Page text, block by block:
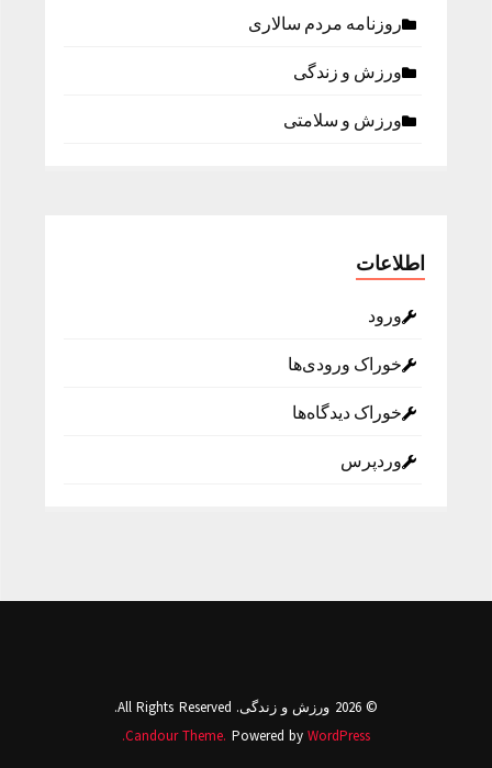
روزنامه مردم سالاری
ورزش و زندگی
ورزش و سلامتی
اطلاعات
ورود
خوراک ورودی‌ها
خوراک دیدگاه‌ها
وردپرس
© 2026 ورزش و زندگی. All Rights Reserved.
Candour Theme. Powered byWordPress.